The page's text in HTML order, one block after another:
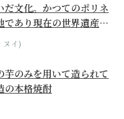
だ文化。かつてのポリネ
であり現在の世界遺産か
ヌイ)
芋のみを用いて造られて
の本格焼酎